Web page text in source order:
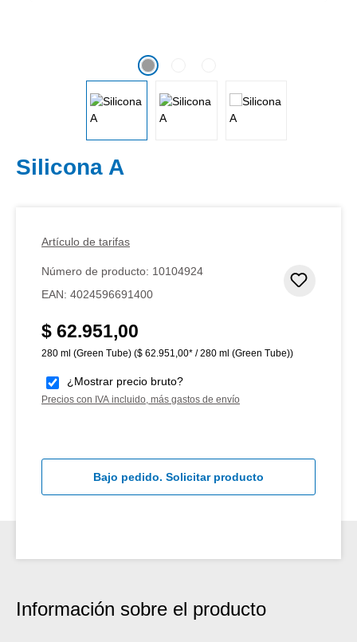
Silicona A
Artículo de tarifas
Número de producto: 10104924
EAN: 4024596691400
Precio normal:
$ 62.951,00
280 ml (Green Tube) ($ 62.951,00* / 280 ml (Green Tube))
¿Mostrar precio bruto?
Precios con IVA incluido, más gastos de envío
Bajo pedido. Solicitar producto
Información sobre el producto